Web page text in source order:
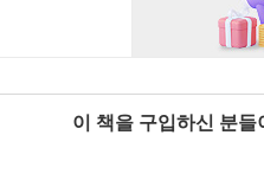
이 책을 구입하신 분